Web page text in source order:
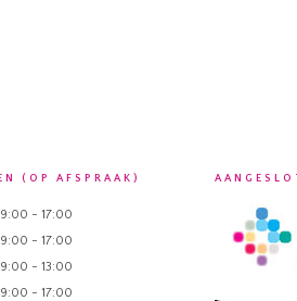
(OP AFSPRAAK)
- 17:00
- 17:00
- 13:00
- 17:00